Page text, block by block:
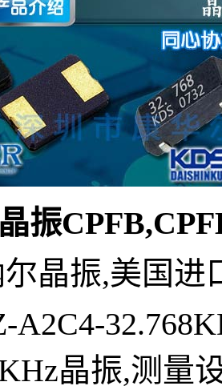
振
晶振,美国进
A2C4-
晶振,测量